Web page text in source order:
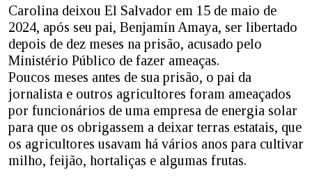
Carolina deixou El Salvador em 15 de maio de
2024, após seu pai, Benjamín Amaya, ser libertado
depois de dez meses na prisão, acusado pelo
Ministério Público de fazer ameaças.
Poucos meses antes de sua prisão, o pai da
jornalista e outros agricultores foram ameaçados
por funcionários de uma empresa de energia solar
para que os obrigassem a deixar terras estatais, que
os agricultores usavam há vários anos para cultivar
milho, feijão, hortaliças e algumas frutas.